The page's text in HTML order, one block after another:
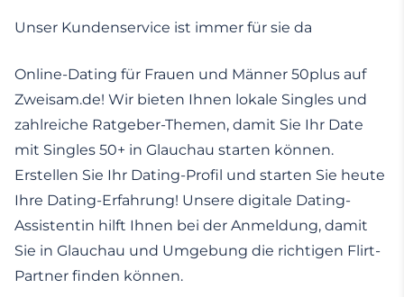
Unser Kundenservice ist immer für sie da
Online-Dating für Frauen und Männer 50plus auf
Zweisam.de! Wir bieten Ihnen lokale Singles und
zahlreiche Ratgeber-Themen, damit Sie Ihr Date
mit Singles 50+ in Glauchau starten können.
Erstellen Sie Ihr Dating-Profil und starten Sie heute
Ihre Dating-Erfahrung! Unsere digitale Dating-
Assistentin hilft Ihnen bei der Anmeldung, damit
Sie in Glauchau und Umgebung die richtigen Flirt-
Partner finden können.